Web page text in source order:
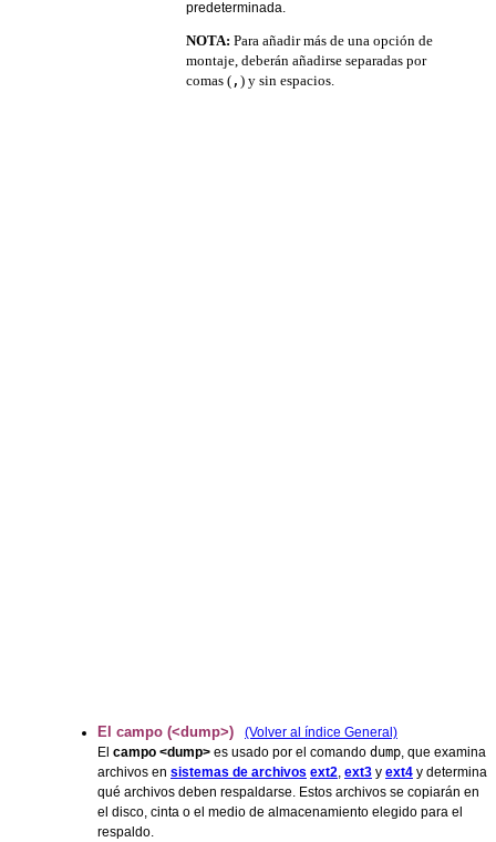
predeterminada.
NOTA: Para añadir más de una opción de
montaje, deberán añadirse separadas por
comas ( , ) y sin espacios.
El campo (<dump>)
(Volver al índice General)
El campo <dump> es usado por el comando dump, que examina
archivos en sistemas de archivos ext2, ext3 y ext4 y determina
qué archivos deben respaldarse. Estos archivos se copiarán en
el disco, cinta o el medio de almacenamiento elegido para el
respaldo.